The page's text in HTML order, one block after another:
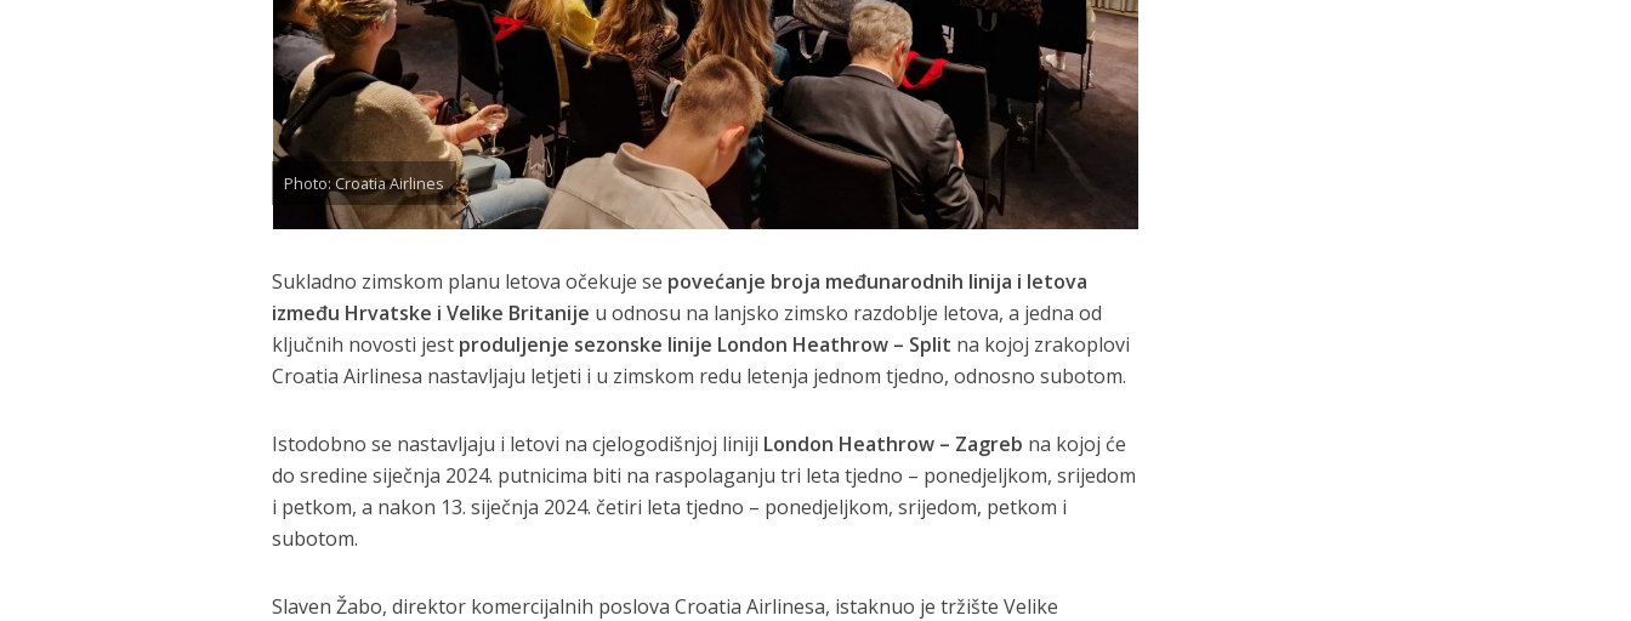
Photo: Croatia Airlines
Sukladno zimskom planu letova očekuje se povećanje broja međunarodnih linija i letova
između Hrvatske i Velike Britanije u odnosu na lanjsko zimsko razdoblje letova, a jedna od
ključnih novosti jest produljenje sezonske linije London Heathrow – Split na kojoj zrakoplovi
Croatia Airlinesa nastavljaju letjeti i u zimskom redu letenja jednom tjedno, odnosno subotom.
Istodobno se nastavljaju i letovi na cjelogodišnjoj liniji London Heathrow – Zagreb na kojoj će
do sredine siječnja 2024. putnicima biti na raspolaganju tri leta tjedno – ponedjeljkom, srijedom
i petkom, a nakon 13. siječnja 2024. četiri leta tjedno – ponedjeljkom, srijedom, petkom i
subotom.
Slaven Žabo, direktor komercijalnih poslova Croatia Airlinesa, istaknuo je tržište Velike